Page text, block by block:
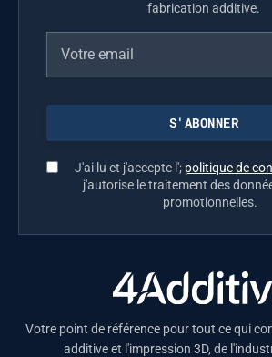
fabrication additive.
J'ai lu et j'accepte l'; politique de
j'autorise le traitement des
promotionnelles.
Votre point de référence pour tout ce qui
additive et l'impression 3D, de